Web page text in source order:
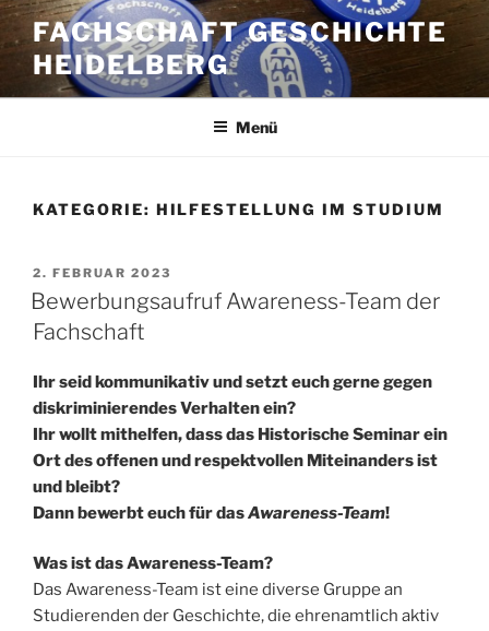
Zum
Inhalt
springen
FACHSCHAFT GESCHICHTE
HEIDELBERG
Menü
KATEGORIE: HILFESTELLUNG IM STUDIUM
VERÖFFENTLICHT
AM
2. FEBRUAR 2023
Bewerbungsaufruf Awareness-Team der
Fachschaft
Ihr seid kommunikativ und setzt euch gerne gegen
diskriminierendes Verhalten ein?
Ihr wollt mithelfen, dass das Historische Seminar ein
Ort des offenen und respektvollen Miteinanders ist
und bleibt?
Dann bewerbt euch für dasAwareness-Team!
Was ist das Awareness-Team?
Das Awareness-Team ist eine diverse Gruppe an
Studierenden der Geschichte, die ehrenamtlich aktiv